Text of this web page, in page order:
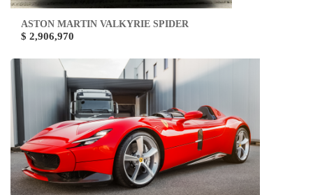
ASTON MARTIN VALKYRIE SPIDER
$ 2,906,970